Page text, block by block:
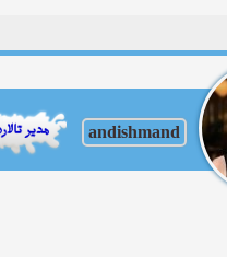
andishmand